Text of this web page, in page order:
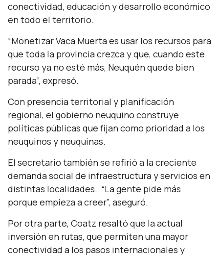
conectividad, educación y desarrollo económico
en todo el territorio.
“Monetizar Vaca Muerta es usar los recursos para
que toda la provincia crezca y que, cuando este
recurso ya no esté más, Neuquén quede bien
parada”, expresó.
Con presencia territorial y planificación
regional, el gobierno neuquino construye
políticas públicas que fijan como prioridad a los
neuquinos y neuquinas.
El secretario también se refirió a la creciente
demanda social de infraestructura y servicios en
distintas localidades. “La gente pide más
porque empieza a creer”, aseguró.
Por otra parte, Coatz resaltó que la actual
inversión en rutas, que permiten una mayor
conectividad a los pasos internacionales y